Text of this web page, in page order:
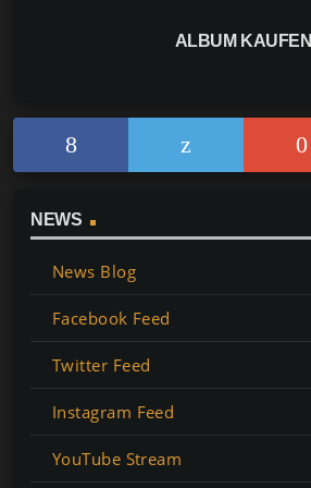
ALBUM KAUFEN
NEWS
News Blog
Facebook Feed
Twitter Feed
Instagram Feed
YouTube Stream